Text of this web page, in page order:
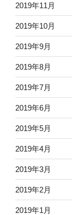
2019年11月
2019年10月
2019年9月
2019年8月
2019年7月
2019年6月
2019年5月
2019年4月
2019年3月
2019年2月
2019年1月